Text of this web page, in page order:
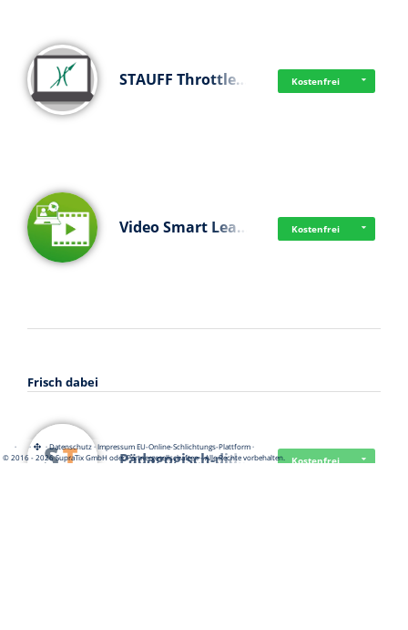
STAUFF Throttle… Kostenfrei
Video Smart Lea… Kostenfrei
Frisch dabei
Pädagogisch-did… Kostenfrei
· · ·Datenschutz·Impressum EU-Online-Schlichtungs-Plattform·
© 2016 - 2026 SupraTix GmbH oder Partnergesellschaften - Alle Rechte vorbehalten.